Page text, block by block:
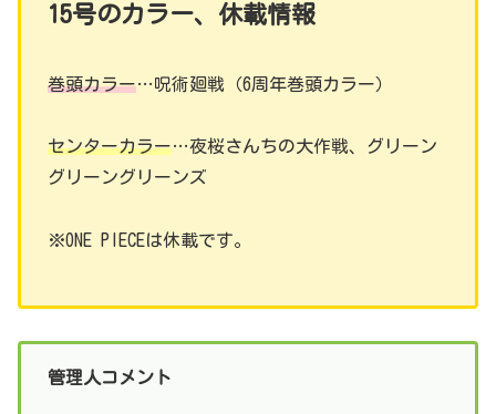
15号のカラー、休載情報
巻頭カラー…呪術廻戦（6周年巻頭カラー）
センターカラー…夜桜さんちの大作戦、グリーン
グリーングリーンズ
※ONE PIECEは休載です。
管理人コメント